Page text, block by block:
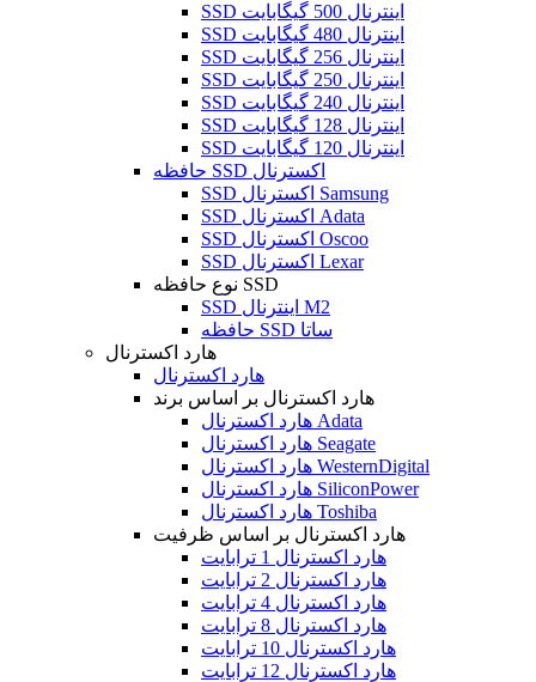
SSD اینترنال 500 گیگابایت
SSD اینترنال 480 گیگابایت
SSD اینترنال 256 گیگابایت
SSD اینترنال 250 گیگابایت
SSD اینترنال 240 گیگابایت
SSD اینترنال 128 گیگابایت
SSD اینترنال 120 گیگابایت
حافظه SSD اکسترنال
SSD اکسترنال Samsung
SSD اکسترنال Adata
SSD اکسترنال Oscoo
SSD اکسترنال Lexar
نوع حافظه SSD
SSD اینترنال M2
حافظه SSD ساتا
هارد اکسترنال
هارد اکسترنال
هارد اکسترنال بر اساس برند
هارد اکسترنال Adata
هارد اکسترنال Seagate
هارد اکسترنال WesternDigital
هارد اکسترنال SiliconPower
هارد اکسترنال Toshiba
هارد اکسترنال بر اساس ظرفیت
هارد اکسترنال 1 ترابایت
هارد اکسترنال 2 ترابایت
هارد اکسترنال 4 ترابایت
هارد اکسترنال 8 ترابایت
هارد اکسترنال 10 ترابایت
هارد اکسترنال 12 ترابایت